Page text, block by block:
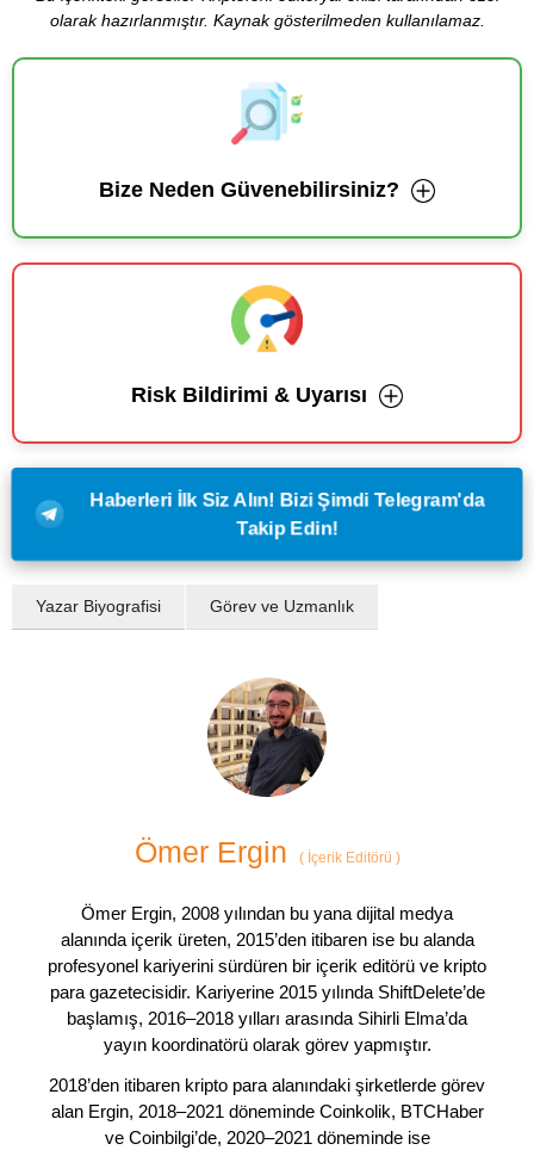
olarak hazırlanmıştır. Kaynak gösterilmeden kullanılamaz.
Bize Neden Güvenebilirsiniz?
Risk Bildirimi & Uyarısı
Haberleri İlk Siz Alın! Bizi Şimdi Telegram'da
Takip Edin!
Yazar Biyografisi Görev ve Uzmanlık
Ömer Ergin (İçerik Editörü )
Ömer Ergin, 2008 yılından bu yana dijital medya
alanında içerik üreten, 2015’den itibaren ise bu alanda
profesyonel kariyerini sürdüren bir içerik editörü ve kripto
para gazetecisidir. Kariyerine 2015 yılında ShiftDelete’de
başlamış, 2016–2018 yılları arasında Sihirli Elma’da
yayın koordinatörü olarak görev yapmıştır.
2018’den itibaren kripto para alanındaki şirketlerde görev
alan Ergin, 2018–2021 döneminde Coinkolik, BTCHaber
ve Coinbilgi’de, 2020–2021 döneminde ise